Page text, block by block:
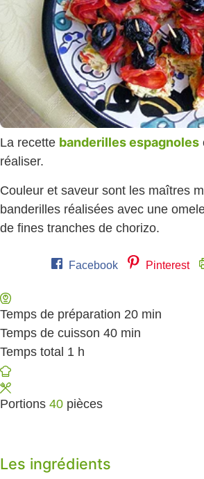
La recette banderilles espagnoles
réaliser.
Couleur et saveur sont les maîtres
banderilles réalisées avec une
de fines tranches de chorizo.
Facebook Pinterest
Temps de préparation 20 minutes
min
Temps de cuisson 40 minutes
min
Temps total 1 heure
h
Portions 40 pièces
Les ingrédients